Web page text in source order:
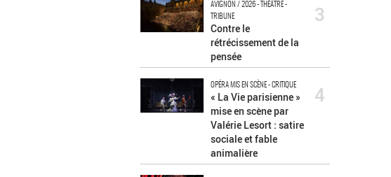
AVIGNON / 2026 - THÉÂTRE -
TRIBUNE
Contre le
rétrécissement de la
pensée
3
OPÉRA MIS EN SCÈNE - CRITIQUE
« La Vie parisienne »
mise en scène par
Valérie Lesort : satire
sociale et fable
animalière
4